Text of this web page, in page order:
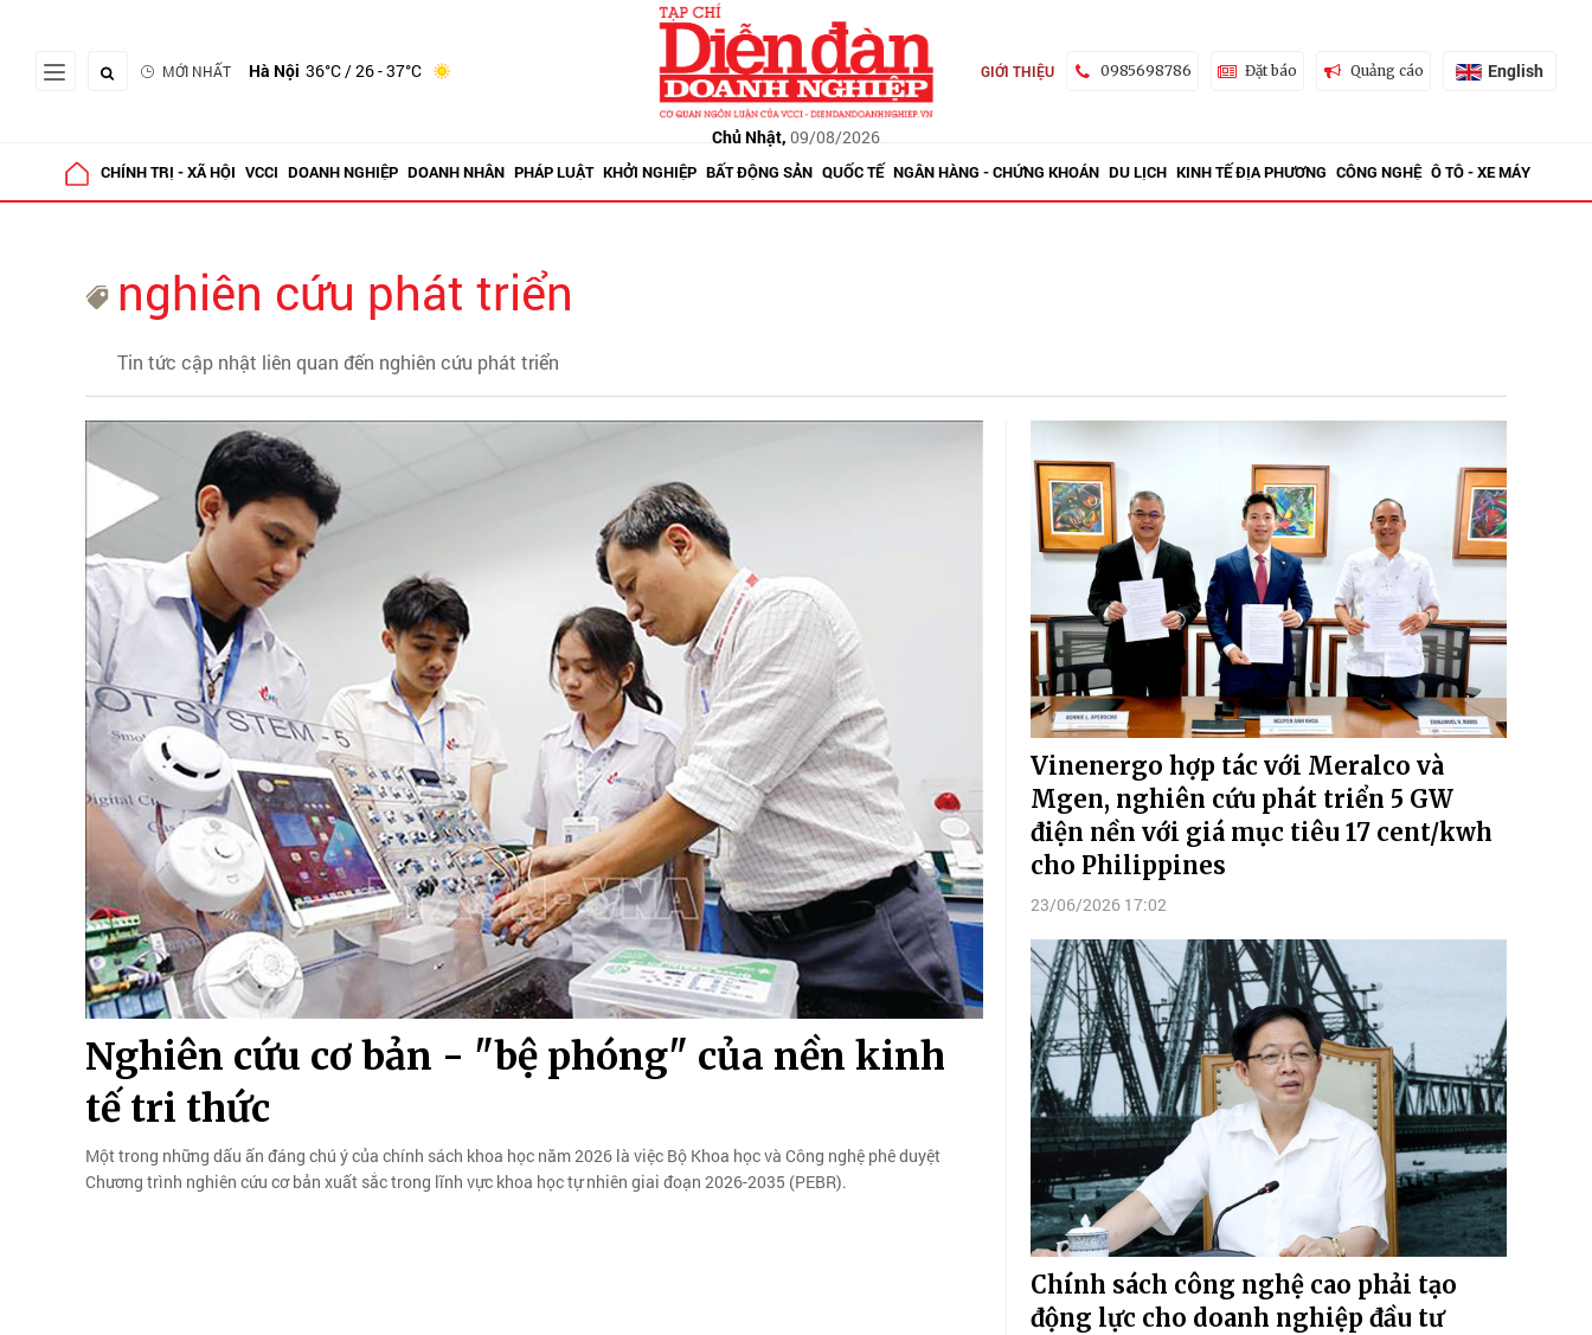
MỚI NHẤT Hà Nội 36°C/ 26 - 37°C
Chủ Nhật, 09/08/2026
GIỚI THIỆU 0985698786 Đặt báo Quảng cáo English
CHÍNH TRỊ - XÃ HỘI VCCI DOANH NGHIỆP DOANH NHÂN PHÁP LUẬT KHỞI NGHIỆP BẤT ĐỘNG SẢN QUỐC TẾ NGÂN HÀNG - CHỨNG KHOÁN DU LỊCH KINH TẾ ĐỊA PHƯƠNG CÔNG NGHỆ Ô TÔ - XE MÁY
nghiên cứu phát triển
Tin tức cập nhật liên quan đến nghiên cứu phát triển
Nghiên cứu cơ bản - "bệ phóng" của nền kinh
tế tri thức
Một trong những dấu ấn đáng chú ý của chính sách khoa học năm 2026 là việc Bộ Khoa học và Công nghệ phê duyệt
Chương trình nghiên cứu cơ bản xuất sắc trong lĩnh vực khoa học tự nhiên giai đoạn 2026-2035 (PEBR).
Vinenergo hợp tác với Meralco và
Mgen, nghiên cứu phát triển 5 GW
điện nền với giá mục tiêu 17 cent/kwh
cho Philippines
23/06/2026 17:02
Chính sách công nghệ cao phải tạo
động lực cho doanh nghiệp đầu tư